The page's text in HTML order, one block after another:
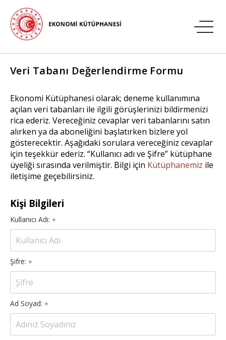
Veri Tabanı Değerlendirme Formu
Ekonomi Kütüphanesi olarak; deneme kullanımına
açılan veri tabanları ile ilgili görüşlerinizi bildirmenizi
rica ederiz. Vereceğiniz cevaplar veri tabanlarını satın
alırken ya da aboneliğini başlatırken bizlere yol
gösterecektir. Aşağıdaki sorulara vereceğiniz cevaplar
için teşekkür ederiz. “Kullanıcı adı ve Şifre” kütüphane
üyeliği sırasında verilmiştir. Bilgi için Kütüphanemiz ile
iletişime geçebilirsiniz.
Kişi Bilgileri
Kullanıcı Adı: *
Şifre: *
Ad Soyad: *